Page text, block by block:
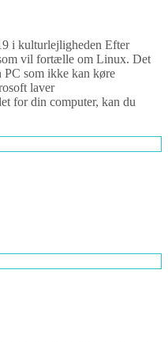
i kulturlejligheden Efter
vil fortælle om Linux. Det
som ikke kan køre
laver
for din computer, kan du